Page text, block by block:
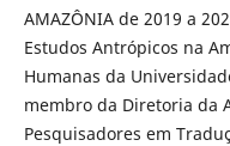
AMAZÔNIA de 2019 a
Estudos Antrópicos na
Humanas da
membro da Diretoria da
Pesquisadores em